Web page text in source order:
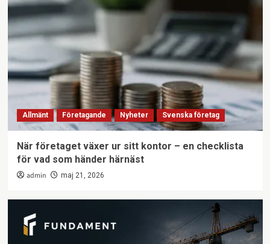
Allmänt Företagande Nyheter Svenska företag
När företaget växer ur sitt kontor – en checklista
för vad som händer härnäst
admin maj 21, 2026